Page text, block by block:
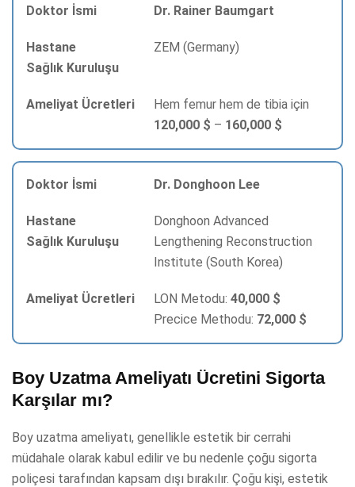
Dr. Rainer Baumgart
ZEM (Germany)
Hem femur hem de tibia için
120,000 $ – 160,000 $
Dr. Donghoon Lee
Donghoon Advanced
Lengthening Reconstruction
Institute (South Korea)
LON Metodu: 40,000 $
Precice Methodu: 72,000 $
Boy Uzatma Ameliyatı Ücretini Sigorta
Karşılar mı?
Boy uzatma ameliyatı, genellikle estetik bir cerrahi
müdahale olarak kabul edilir ve bu nedenle çoğu sigorta
poliçesi tarafından kapsam dışı bırakılır. Çoğu kişi, estetik